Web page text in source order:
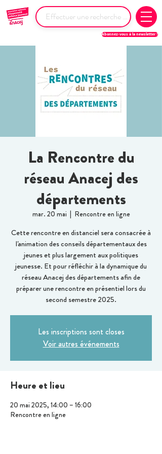
Abonnez-vous à la newsletter !
La Rencontre du
réseau Anacej des
départements
mar. 20 mai
  |
Rencontre en ligne
Cette rencontre en distanciel sera consacrée à
l'animation des conseils départementaux des
jeunes et plus largement aux politiques
jeunesse. Et pour réfléchir à la dynamique du
réseau Anacej des départements afin de
préparer une rencontre en présentiel lors du
second semestre 2025.
Les inscriptions sont closes
Voir autres événements
Heure et lieu
20 mai 2025, 14:00 – 16:00
Rencontre en ligne